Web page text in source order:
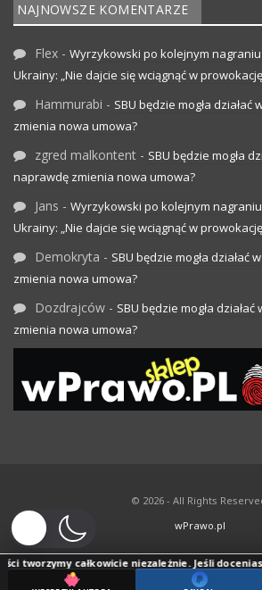
NAJNOWSZE KOMENTARZE
Flex - Wyrzykowski po kolejnym
Ukrainy: „Nie dajcie się wciągnąć w
Hammurabi - SBU będzie mogła działać
zmienia nowa umowa?
zgred malkontent - SBU będzie mogła
naprawdę zmienia nowa umowa?
Jans - Wyrzykowski po kolejnym
Ukrainy: „Nie dajcie się wciągnąć w
Demokryta - SBU będzie mogła działać
zmienia nowa umowa?
Dozdrajców - SBU będzie mogła
zmienia nowa umowa?
© 2026 - All Rights
wPrawo.pl
tworzymy całkowicie niezależnie. Jeśli